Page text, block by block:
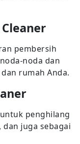
pembersih
noda dan
rumah Anda.
penghilang
juga sebagai